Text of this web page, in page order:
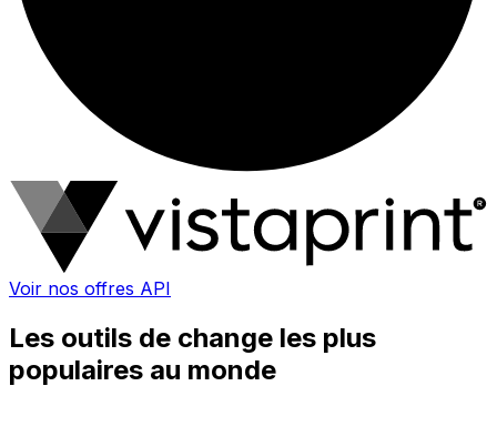
Voir nos offres API
Les outils de change les plus
populaires au monde